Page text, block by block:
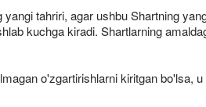
tahriri, agar ushbu Shartning
kuchga kiradi. Shartlarning
o'zgartirishlarni kiritgan bo'lsa,